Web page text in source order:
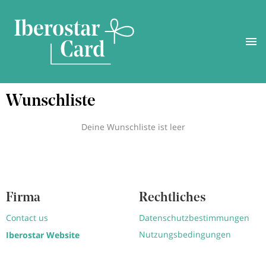
zum
Wunschliste
Deine Wunschliste ist leer
Firma
Contact us
Iberostar Website
Rechtliches
Datenschutzbestimmungen
Nutzungsbedingungen